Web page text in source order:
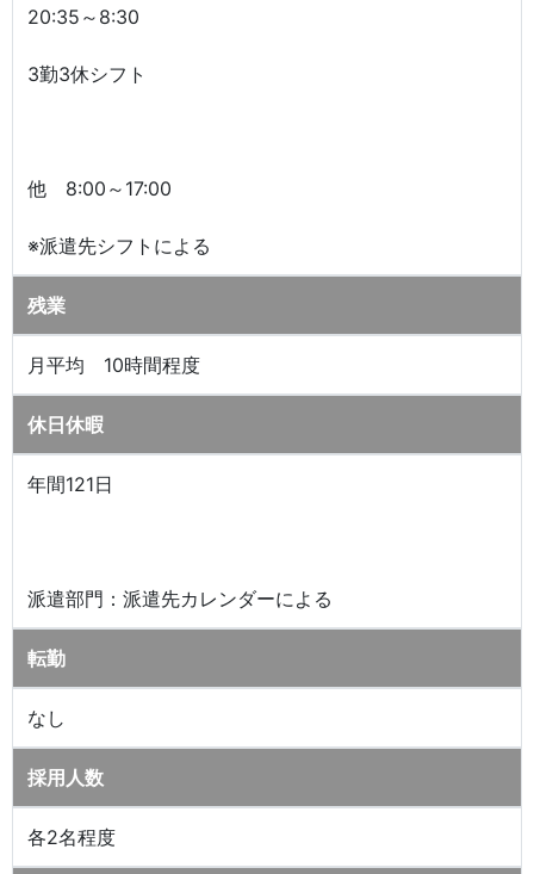
20:35～8:30
3勤3休シフト
他 8:00～17:00
※派遣先シフトによる
残業
月平均 10時間程度
休日休暇
年間121日
派遣部門：派遣先カレンダーによる
転勤
なし
採用人数
各2名程度